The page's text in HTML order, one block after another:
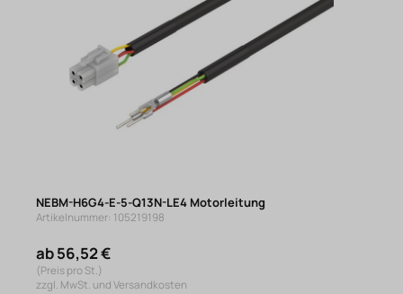
NEBM-H6G4-E-5-Q13N-LE4 Motorleitung
Artikelnummer: 105219198
ab 56,52 €
(Preis pro St.)
zzgl. MwSt. und Versandkosten